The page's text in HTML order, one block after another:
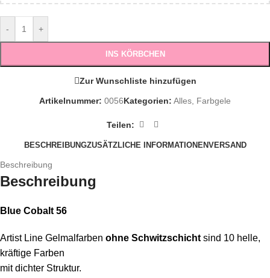
- +
INS KÖRBCHEN
Zur Wunschliste hinzufügen
Artikelnummer: 0056Kategorien: Alles Farbgele
Teilen:
BESCHREIBUNGZUSÄTZLICHE INFORMATIONENVERSAND
Beschreibung
Beschreibung
Blue Cobalt 56
Artist Line Gelmalfarben ohne Schwitzschicht sind 10 helle,
kräftige Farben
mit dichter Struktur.